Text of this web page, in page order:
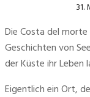
31.
Die Costa del
Geschichten von
der Küste ihr Leben
Eigentlich ein Ort,